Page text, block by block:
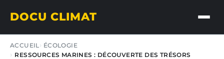
DOCU CLIMAT
ACCUEIL
ÉCOLOGIE
RESSOURCES MARINES : DÉCOUVERTE DES TRÉSORS